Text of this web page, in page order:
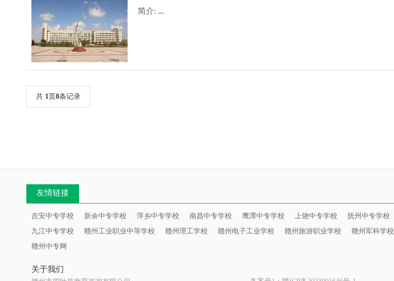
简介: ...
共 1页8条记录
友情链接
吉安中专学校 新余中专学校 萍乡中专学校 南昌中专学校 鹰潭中专学校 上饶中专学校 抚州中专学校
九江中专学校
赣州工业职业中等学校 赣州理工学校 赣州电子工业学校 赣州旅游职业学校 赣州军科学校
赣州中专网
关于我们